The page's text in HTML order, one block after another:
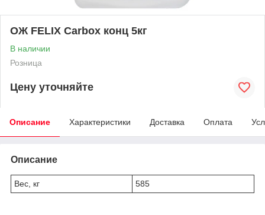
ОЖ FELIX Carbox конц 5кг
В наличии
Розница
Цену уточняйте
Описание Характеристики Доставка Оплата
Описание
Вес, кг 585